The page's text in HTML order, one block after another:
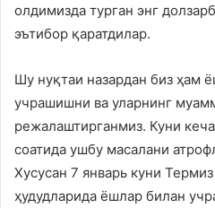
олдимизда турган энг
эътибор қаратдилар.
Шу нуқтаи назардан биз ҳам
учрашишни ва уларнинг
режалаштирганмиз. Куни
соатида ушбу масалани
Хусусан 7 январь куни
ҳудудларида ёшлар билан